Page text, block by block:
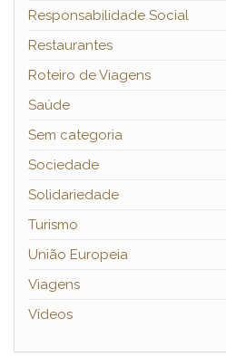
Responsabilidade Social
Restaurantes
Roteiro de Viagens
Saúde
Sem categoria
Sociedade
Solidariedade
Turismo
União Europeia
Viagens
Vídeos